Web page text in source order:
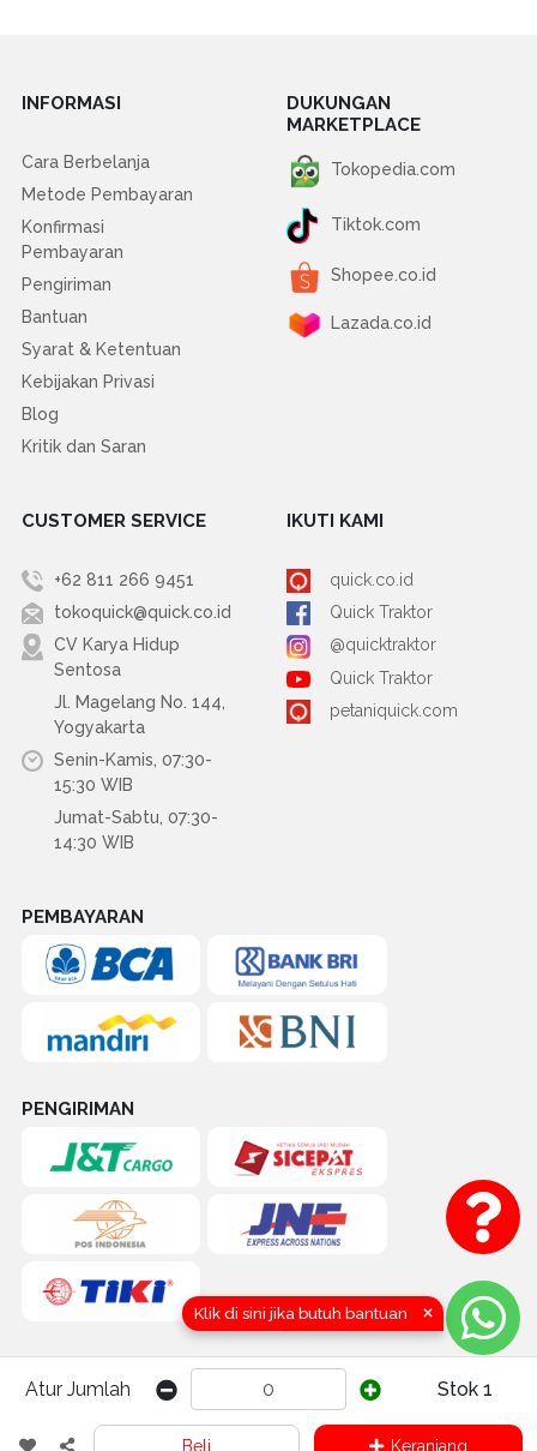
Klik di sini jika butuh bantuan ×
Atur Jumlah Stok 1
Beli Keranjang
INFORMASI
Cara Berbelanja
Metode Pembayaran
Konfirmasi
Pembayaran
Pengiriman
Bantuan
Syarat & Ketentuan
Kebijakan Privasi
Blog
Kritik dan Saran
DUKUNGAN
MARKETPLACE
Tokopedia.com
Tiktok.com
Shopee.co.id
Lazada.co.id
CUSTOMER SERVICE
+62 811 266 9451
tokoquick@quick.co.id
CV Karya Hidup
Sentosa
Jl. Magelang No. 144,
Yogyakarta
Senin-Kamis, 07:30-
15:30 WIB
Jumat-Sabtu, 07:30-
14:30 WIB
IKUTI KAMI
quick.co.id
Quick Traktor
@quicktraktor
Quick Traktor
petaniquick.com
PEMBAYARAN
PENGIRIMAN
COPYRIGHT (C) 2016-2026 by TOKOQUICK.ID | CV. KARYA HIDUP